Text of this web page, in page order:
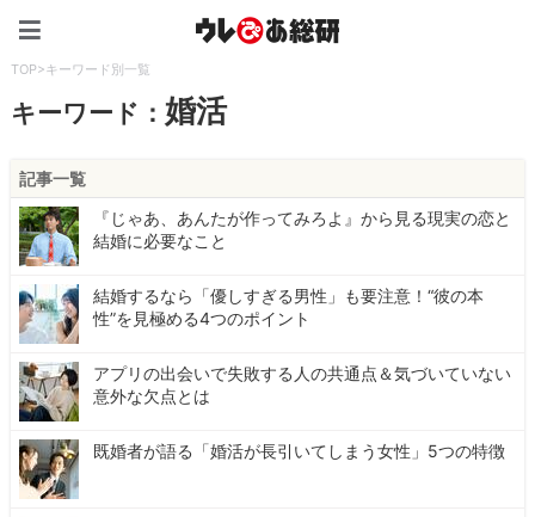
TOP>キーワード別一覧
キーワード：婚活
記事一覧
『じゃあ、あんたが作ってみろよ』から見る現実の恋と
結婚に必要なこと
結婚するなら「優しすぎる男性」も要注意！“彼の本
性”を見極める4つのポイント
アプリの出会いで失敗する人の共通点＆気づいていない
意外な欠点とは
既婚者が語る「婚活が長引いてしまう女性」5つの特徴